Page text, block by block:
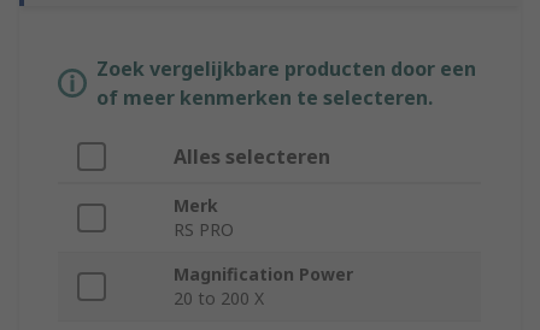
Zoek vergelijkbare producten door een
of meer kenmerken te selecteren.
Alles selecteren
Merk
RS PRO
Magnification Power
20 to 200 X